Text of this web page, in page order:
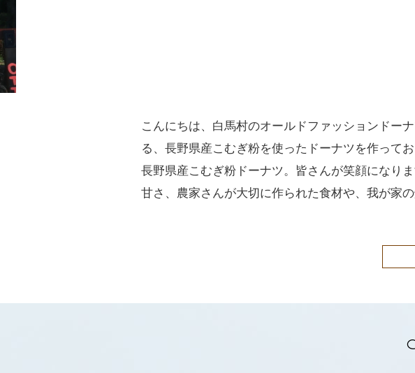
こんにちは、白馬村のオールドファッションドー
る、長野県産こむぎ粉を使ったドーナツを作って
長野県産こむぎ粉ドーナツ。皆さんが笑顔になり
甘さ、農家さんが大切に作られた食材や、我が家